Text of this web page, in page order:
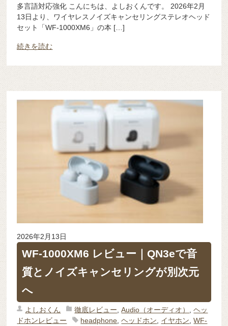
多言語対応強化 こんにちは、よしおくんです。 2026年2月
13日より、ワイヤレスノイズキャンセリングステレオヘッド
セット「WF-1000XM6」の本 […]
続きを読む
2026年2月13日
WF-1000XM6 レビュー｜QN3eで音
質とノイズキャンセリングが別次元
へ
よしおくん 徹底レビュー ,Audio（オーディオ） ,ヘッ
ドホンレビュー
headphone ,ヘッドホン イヤホン ,WF-